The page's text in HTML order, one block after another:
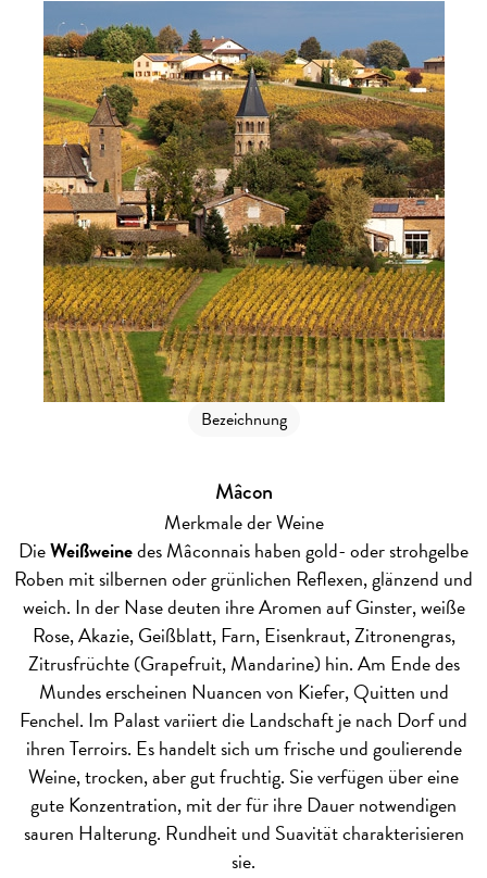
Bezeichnung
Mâcon
Merkmale der Weine
DieWeißweinedes Mâconnais haben gold- oder strohgelbe
Roben mit silbernen oder grünlichen Reflexen, glänzend und
weich. In der Nase deuten ihre Aromen auf Ginster, weiße
Rose, Akazie, Geißblatt, Farn, Eisenkraut, Zitronengras,
Zitrusfrüchte (Grapefruit, Mandarine) hin. Am Ende des
Mundes erscheinen Nuancen von Kiefer, Quitten und
Fenchel. Im Palast variiert die Landschaft je nach Dorf und
ihren Terroirs. Es handelt sich um frische und goulierende
Weine, trocken, aber gut fruchtig. Sie verfügen über eine
gute Konzentration, mit der für ihre Dauer notwendigen
sauren Halterung. Rundheit und Suavität charakterisieren
sie.